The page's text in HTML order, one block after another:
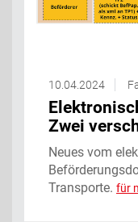
10.04.2024
Zwei
Neues vom
Transporte. für